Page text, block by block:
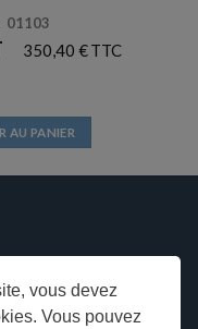
vous devez
Vous pouvez
01103
350,40€
AU PANIER